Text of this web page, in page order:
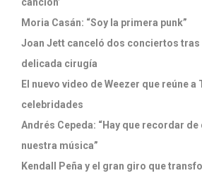
canción’
Moria Casán: “Soy la primera punk”
Joan Jett canceló dos conciertos tras
delicada cirugía
El nuevo video de Weezer que reúne a
celebridades
Andrés Cepeda: “Hay que recordar de
nuestra música”
Kendall Peña y el gran giro que